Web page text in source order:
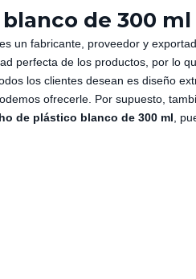
de 300 ml
es un fabricante, proveedor y
perfecta de los productos, por lo
los clientes desean es diseño
ofrecerle. Por supuesto,
de plástico blanco de 300 ml ,